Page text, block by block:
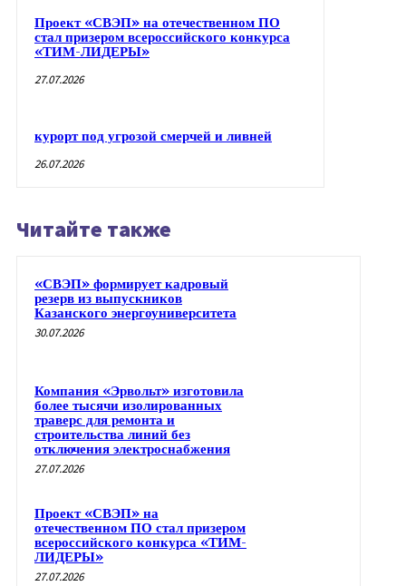
Проект «СВЭП» на отечественном ПО
стал призером всероссийского конкурса
«ТИМ-ЛИДЕРЫ»
27.07.2026
курорт под угрозой смерчей и ливней
26.07.2026
Читайте также
«СВЭП» формирует кадровый
резерв из выпускников
Казанского энергоуниверситета
30.07.2026
Компания «Эрвольт» изготовила
более тысячи изолированных
траверс для ремонта и
строительства линий без
отключения электроснабжения
27.07.2026
Проект «СВЭП» на
отечественном ПО стал призером
всероссийского конкурса «ТИМ-
ЛИДЕРЫ»
27.07.2026